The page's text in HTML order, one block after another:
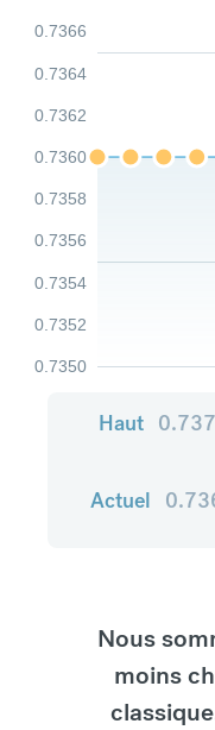
0.7350
0.7352
0.7354
0.7356
0.7358
0.7360
0.7362
0.7364
0.7366
Haut 0.737
Actuel
Nous
moins